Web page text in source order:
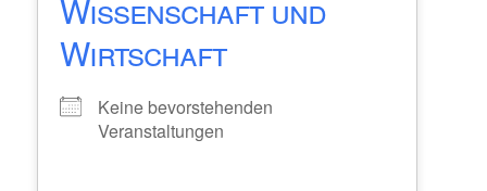
Wissenschaft und
Wirtschaft
Keine bevorstehenden
Veranstaltungen